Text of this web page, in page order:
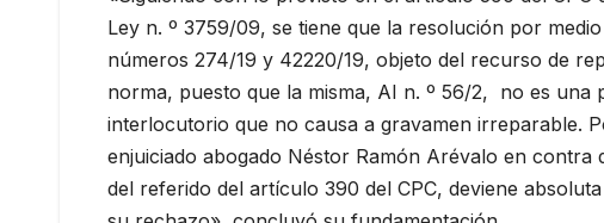
Ley n. º 3759/09, se tiene que la resolución por
números 274/19 y 42220/19, objeto del recurso de
norma, puesto que la misma, AI n. º 56/2, no es
interlocutorio que no causa a gravamen irreparable.
enjuiciado abogado Néstor Ramón Arévalo en contra
del referido del artículo 390 del CPC, deviene